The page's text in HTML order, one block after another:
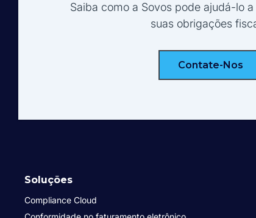
Saiba como a Sovos pode ajudá-lo
suas obrigações
Contate-Nos
Soluções
Compliance Cloud